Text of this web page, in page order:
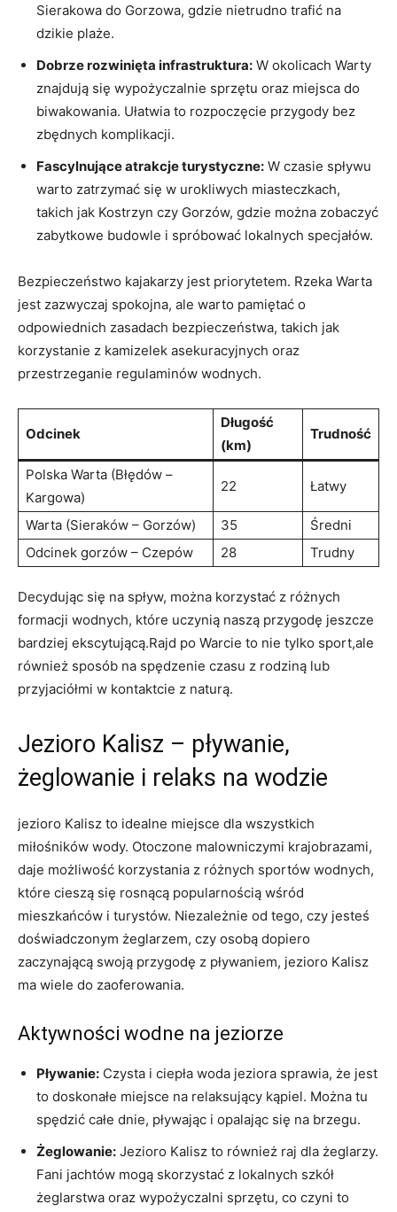
Sierakowa do Gorzowa, gdzie nietrudno trafić na
dzikie plaże.
Dobrze rozwinięta infrastruktura: W okolicach Warty
znajdują się wypożyczalnie sprzętu oraz miejsca do
biwakowania. Ułatwia to rozpoczęcie przygody bez
zbędnych komplikacji.
Fascylnujące atrakcje turystyczne: W czasie spływu
warto zatrzymać się w urokliwych miasteczkach,
takich jak Kostrzyn czy Gorzów, gdzie można zobaczyć
zabytkowe budowle i spróbować lokalnych specjałów.
Bezpieczeństwo kajakarzy jest priorytetem. Rzeka Warta
jest zazwyczaj spokojna, ale warto pamiętać o
odpowiednich zasadach bezpieczeństwa, takich jak
korzystanie z kamizelek asekuracyjnych oraz
przestrzeganie regulaminów wodnych.
Odcinek
Długość
(km)
Trudność
Polska Warta (Błędów –
Kargowa)
22 Łatwy
Warta (Sieraków – Gorzów) 35
Średni
Odcinek gorzów – Czepów
28 Trudny
Decydując się na spływ, można korzystać z różnych
formacji wodnych, które uczynią naszą przygodę jeszcze
bardziej ekscytującą.Rajd po Warcie to nie tylko sport,ale
również sposób na spędzenie czasu z rodziną lub
przyjaciółmi w kontaktcie z naturą.
Jezioro Kalisz – pływanie,
żeglowanie i relaks na wodzie
jezioro Kalisz to idealne miejsce dla wszystkich
miłośników wody. Otoczone malowniczymi krajobrazami,
daje możliwość korzystania z różnych sportów wodnych,
które cieszą się rosnącą popularnością wśród
mieszkańców i turystów. Niezależnie od tego, czy jesteś
doświadczonym żeglarzem, czy osobą dopiero
zaczynającą swoją przygodę z pływaniem, jezioro Kalisz
ma wiele do zaoferowania.
Aktywności wodne na jeziorze
Pływanie: Czysta i ciepła woda jeziora sprawia, że jest
to doskonałe miejsce na relaksujący kąpiel. Można tu
spędzić całe dnie, pływając i opalając się na brzegu.
Żeglowanie: Jezioro Kalisz to również raj dla żeglarzy.
Fani jachtów mogą skorzystać z lokalnych szkół
żeglarstwa oraz wypożyczalni sprzętu, co czyni to